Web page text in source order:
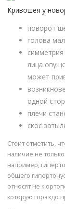
Кривошея у
поворот
голова
лица
может
одной
плечи
скос
Стоит отметить,
наличие не
например,
общего
относят не к
которую гораздо